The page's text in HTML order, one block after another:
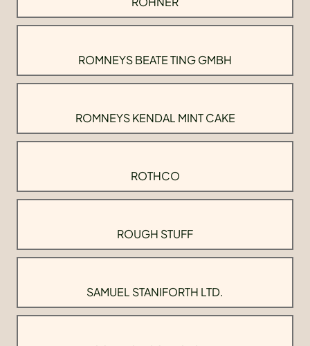
ROMNEYS BEATE TING GMBH
ROMNEYS KENDAL MINT CAKE
ROTHCO
ROUGH STUFF
SAMUEL STANIFORTH LTD.